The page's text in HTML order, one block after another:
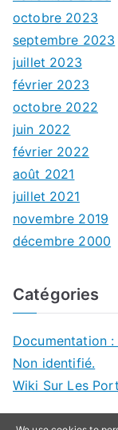
octobre 2023
septembre 2023
juillet 2023
février 2023
octobre 2022
juin 2022
février 2022
août 2021
juillet 2021
novembre 2019
décembre 2000
Catégories
Documentation
Non identifié.
Wiki Sur Les